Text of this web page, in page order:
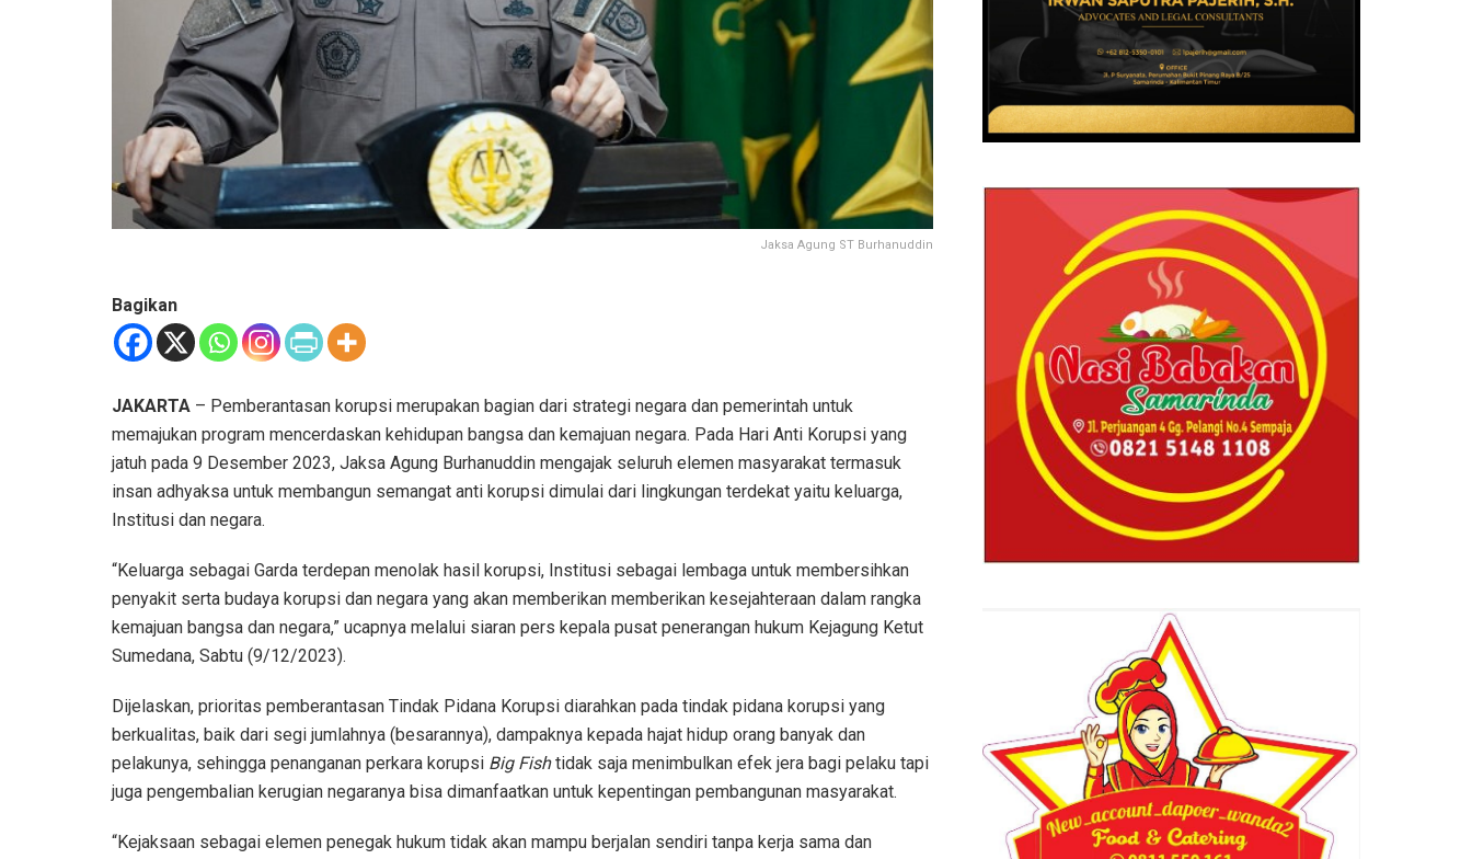
Jaksa Agung ST Burhanuddin
Bagikan
JAKARTA – Pemberantasan korupsi merupakan bagian dari strategi negara dan pemerintah untuk
memajukan program mencerdaskan kehidupan bangsa dan kemajuan negara. Pada Hari Anti Korupsi yang
jatuh pada 9 Desember 2023, Jaksa Agung Burhanuddin mengajak seluruh elemen masyarakat termasuk
insan adhyaksa untuk membangun semangat anti korupsi dimulai dari lingkungan terdekat yaitu keluarga,
Institusi dan negara.
“Keluarga sebagai Garda terdepan menolak hasil korupsi, Institusi sebagai lembaga untuk membersihkan
penyakit serta budaya korupsi dan negara yang akan memberikan memberikan kesejahteraan dalam rangka
kemajuan bangsa dan negara,” ucapnya melalui siaran pers kepala pusat penerangan hukum Kejagung Ketut
Sumedana, Sabtu (9/12/2023).
Dijelaskan, prioritas pemberantasan Tindak Pidana Korupsi diarahkan pada tindak pidana korupsi yang
berkualitas, baik dari segi jumlahnya (besarannya), dampaknya kepada hajat hidup orang banyak dan
pelakunya, sehingga penanganan perkara korupsi Big Fishtidak saja menimbulkan efek jera bagi pelaku tapi
juga pengembalian kerugian negaranya bisa dimanfaatkan untuk kepentingan pembangunan masyarakat.
“Kejaksaan sebagai elemen penegak hukum tidak akan mampu berjalan sendiri tanpa kerja sama dan